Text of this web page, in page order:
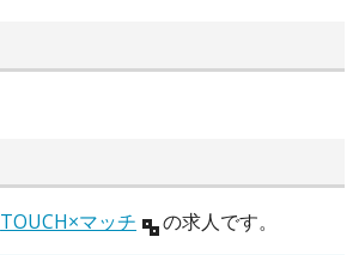
TOUCH×マッチ の求人です。